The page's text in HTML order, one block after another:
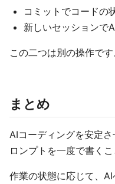
コミットでコードの
新しいセッションで
この二つは別の操作です
まとめ
AIコーディングを安定
ロンプトを一度で書くこ
作業の状態に応じて、AI